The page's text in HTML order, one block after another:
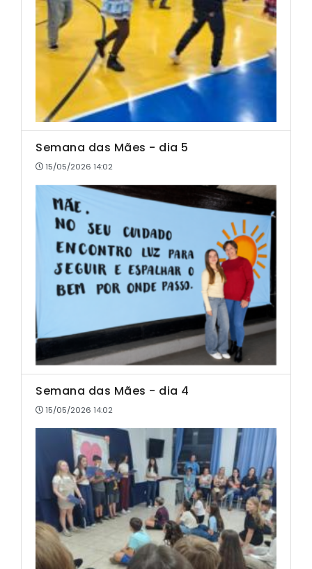
Semana das Mães - dia 5
15/05/2026 14:02
Semana das Mães - dia 4
15/05/2026 14:02